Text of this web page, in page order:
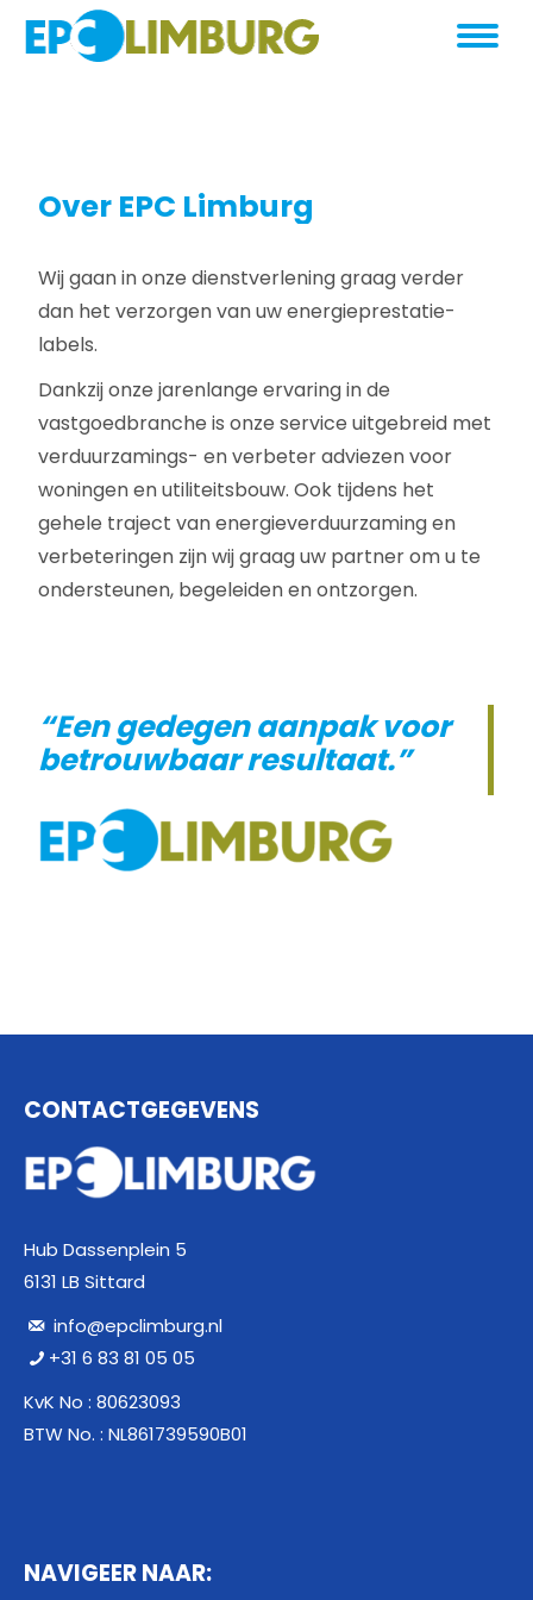
Over EPC Limburg
Wij gaan in onze dienstverlening graag verder
dan het verzorgen van uw energieprestatie-
labels.
Dankzij onze jarenlange ervaring in de
vastgoedbranche is onze service uitgebreid met
verduurzamings- en verbeter adviezen voor
woningen en utiliteitsbouw. Ook tijdens het
gehele traject van energieverduurzaming en
verbeteringen zijn wij graag uw partner om u te
ondersteunen, begeleiden en ontzorgen.
“Een gedegen aanpak voor
betrouwbaar resultaat.”
CONTACTGEGEVENS
Hub Dassenplein 5
6131 LB Sittard
info@epclimburg.nl
+31 6 83 81 05 05
KvK No : 80623093
BTW No. : NL861739590B01
NAVIGEER NAAR: